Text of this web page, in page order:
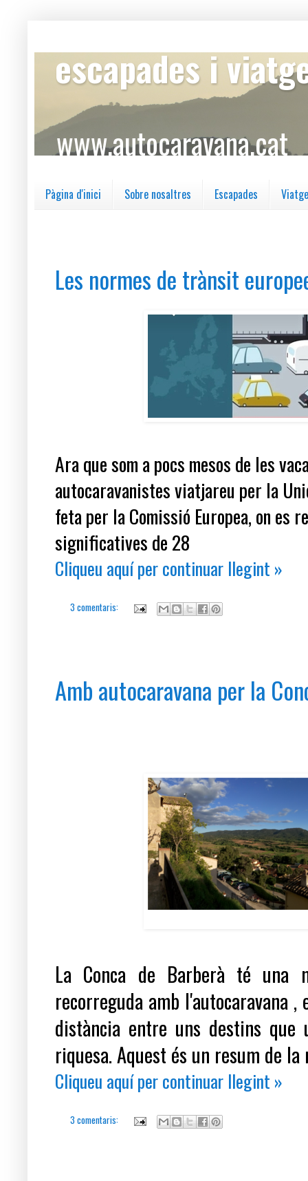
escapades i
www.autocaravana.cat
Pàgina d'inici Sobre nosaltres Escapades
Les normes de trànsit
Ara que som a pocs mesos de les
autocaravanistes viatjareu per la
feta per la Comissió Europea, on es
significatives de 28
Cliqueu aquí per continuar llegint »
3 comentaris:
Amb autocaravana per la
La Conca de Barberà té una
recorreguda amb l'autocaravana
distància entre uns destins
riquesa. Aquest és un resum de
Cliqueu aquí per continuar llegint »
3 comentaris: